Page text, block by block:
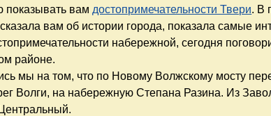
вам достопримечательности Твери. В
вам об истории города, показала самые
набережной, сегодня
районе.
мы на том, что по Новому Волжскому мосту
Волги, на набережную Степана Разина. Из